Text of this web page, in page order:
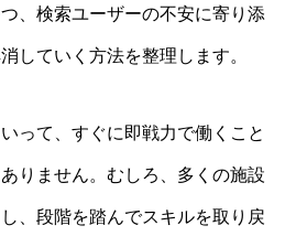
、検索ユーザーの不安に寄り添
していく方法を整理します。
って、すぐに即戦力で働くこと
りません。むしろ、多くの施設
、段階を踏んでスキルを取り戻